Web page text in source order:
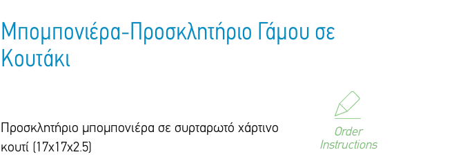
Μπομπονιέρα-Προσκλητήριο Γάμου σε
Κουτάκι
Προσκλητήριο μπομπονιέρα σε συρταρωτό χάρτινο
κουτί (17χ17χ2.5)
Order
Instructions